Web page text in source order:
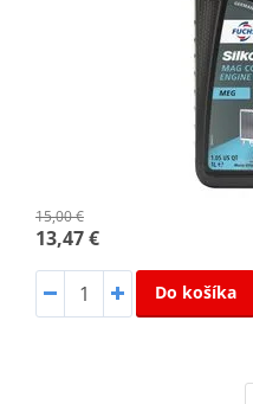
15,00 €
13,47 €
Do košíka